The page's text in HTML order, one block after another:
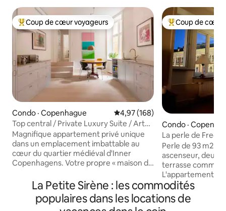
Coup de cœur voyageurs parmi les plus aimés
Coup de cœur voyageurs
Condo · Copenhague Note moyenne de 4,97 sur 5,
4,97 (168)
Top central / Private Luxury Suite / Art
Gallery
Magnifique appartement privé unique
dans un emplacement imbattable au
cœur du quartier médiéval d'Inner
Copenhagens. Votre propre « maison de
rue latérale calme. Un luxe haut de
gamme réparti sur 140 m², vous
séjournez dans un appartement de luxe
Coup de cœur
Coup de cœur
Condo ·
La perle de
Perle de 93 m2
ascenseur, deux
terrasse
L'appartement
pièces orientées
attenante + une
Ici, le mobilier est
La Petite Sirène : les commodités
populaires dans les locations de